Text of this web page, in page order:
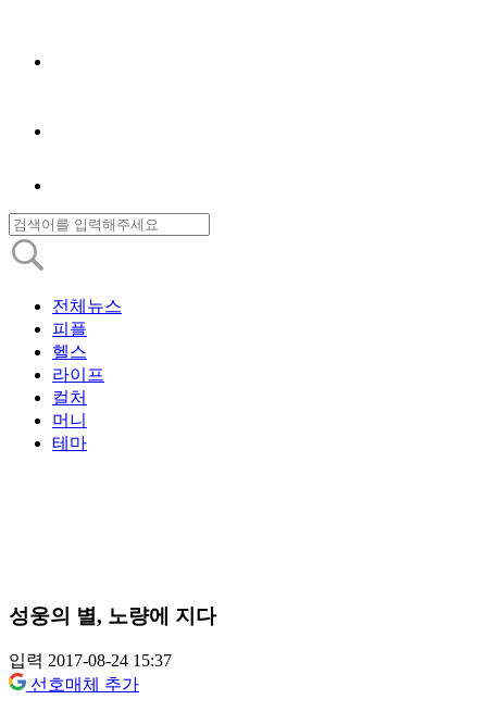
전체뉴스
피플
헬스
라이프
컬처
머니
테마
성웅의 별, 노량에 지다
입력 2017-08-24 15:37
선호매체 추가